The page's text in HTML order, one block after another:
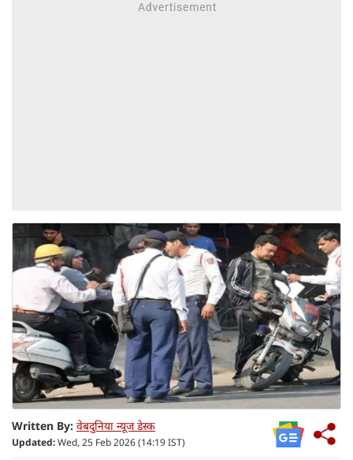
Written By: वेबदुनिया न्यूज डेस्क
Updated:Wed, 25 Feb 2026 (14:19 IST)